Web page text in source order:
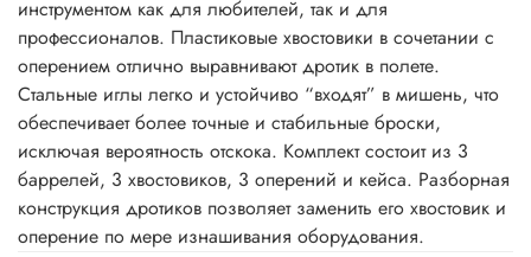
инструментом как для любителей, так и для
профессионалов. Пластиковые хвостовики в сочетании с
оперением отлично выравнивают дротик в полете.
Стальные иглы легко и устойчиво “входят” в мишень, что
обеспечивает более точные и стабильные броски,
исключая вероятность отскока. Комплект состоит из 3
баррелей, 3 хвостовиков, 3 оперений и кейса. Разборная
конструкция дротиков позволяет заменить его хвостовик и
оперение по мере изнашивания оборудования.